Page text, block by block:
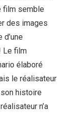
film semble
des images
Le film
élaboré
le réalisateur
histoire
n’a